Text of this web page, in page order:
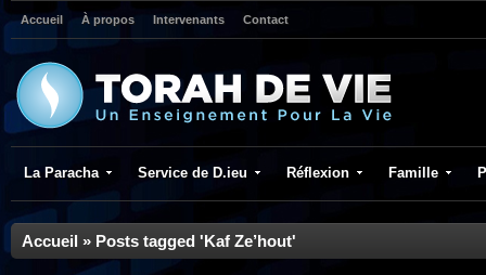
Accueil À propos Intervenants Contact
La Paracha Service de D.ieu Réflexion Famille
Accueil » Posts tagged 'Kaf Ze’hout'